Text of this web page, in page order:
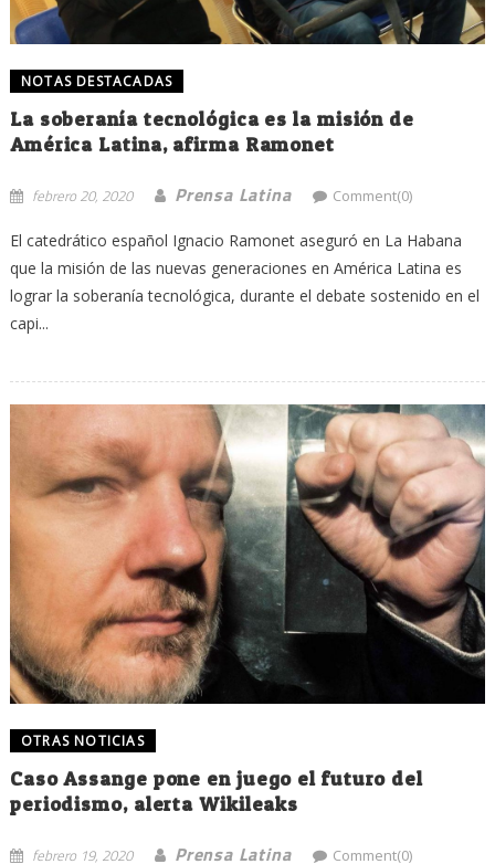
NOTAS DESTACADAS
La soberanía tecnológica es la misión de
América Latina, afirma Ramonet
febrero 20, 2020 Prensa Latina Comment(0)
El catedrático español Ignacio Ramonet aseguró en La Habana
que la misión de las nuevas generaciones en América Latina es
lograr la soberanía tecnológica, durante el debate sostenido en el
capi...
OTRAS NOTICIAS
Caso Assange pone en juego el futuro del
periodismo, alerta Wikileaks
febrero 19, 2020 Prensa Latina Comment(0)